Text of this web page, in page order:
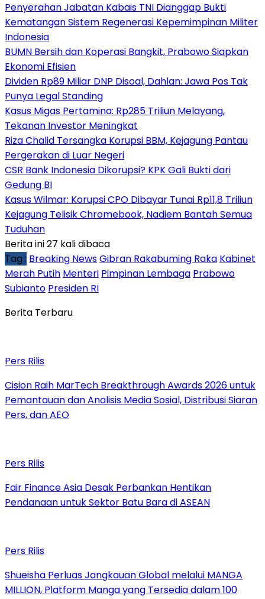
Penyerahan Jabatan Kabais TNI Dianggap Bukti
Kematangan Sistem Regenerasi Kepemimpinan Militer
Indonesia
BUMN Bersih dan Koperasi Bangkit, Prabowo Siapkan
Ekonomi Efisien
Dividen Rp89 Miliar DNP Disoal, Dahlan: Jawa Pos Tak
Punya Legal Standing
Kasus Migas Pertamina: Rp285 Triliun Melayang,
Tekanan Investor Meningkat
Riza Chalid Tersangka Korupsi BBM, Kejagung Pantau
Pergerakan di Luar Negeri
CSR Bank Indonesia Dikorupsi? KPK Gali Bukti dari
Gedung BI
Kasus Wilmar: Korupsi CPO Dibayar Tunai Rp11,8 Triliun
Kejagung Telisik Chromebook, Nadiem Bantah Semua
Tuduhan
Berita ini 27 kali dibaca
Tag : Breaking NewsGibran Rakabuming Raka Kabinet
Merah Putih Menteri Pimpinan Lembaga Prabowo
Subianto Presiden RI
Berita Terbaru
Pers Rilis
Cision Raih MarTech Breakthrough Awards 2026 untuk
Pemantauan dan Analisis Media Sosial, Distribusi Siaran
Pers, dan AEO
Pers Rilis
Fair Finance Asia Desak Perbankan Hentikan
Pendanaan untuk Sektor Batu Bara di ASEAN
Pers Rilis
Shueisha Perluas Jangkauan Global melalui MANGA
MILLION, Platform Manga yang Tersedia dalam 100